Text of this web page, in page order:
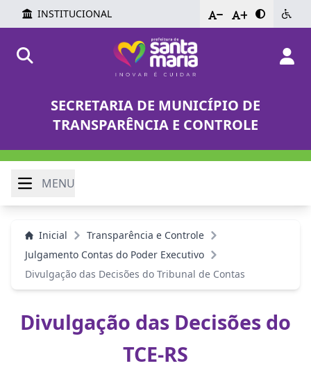
INSTITUCIONAL - +
SECRETARIA DE MUNICÍPIO DE
TRANSPARÊNCIA E CONTROLE
MENU
Inicial
Transparência e Controle
Julgamento Contas do Poder Executivo
Divulgação das Decisões do Tribunal de Contas
Divulgação das Decisões do
TCE-RS